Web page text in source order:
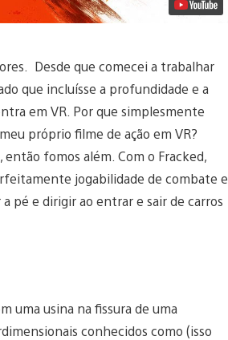
Desde que comecei a trabalhar
que incluísse a profundidade e a
em VR. Por que simplesmente
próprio filme de ação em VR?
fomos além. Com o Fracked,
jogabilidade de combate e
pé e dirigir ao entrar e sair de carros
uma usina na fissura de uma
conhecidos como (isso